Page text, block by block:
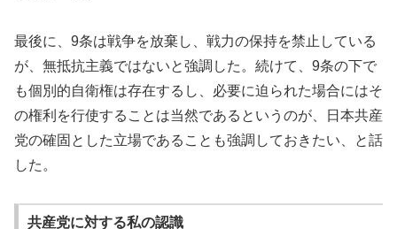
最後に、9条は戦争を放棄し、戦力の保持を禁止している
が、無抵抗主義ではないと強調した。続けて、9条の下で
も個別的自衛権は存在するし、必要に迫られた場合にはそ
の権利を行使することは当然であるというのが、日本共産
党の確固とした立場であることも強調しておきたい、と話
した。
共産党に対する私の認識